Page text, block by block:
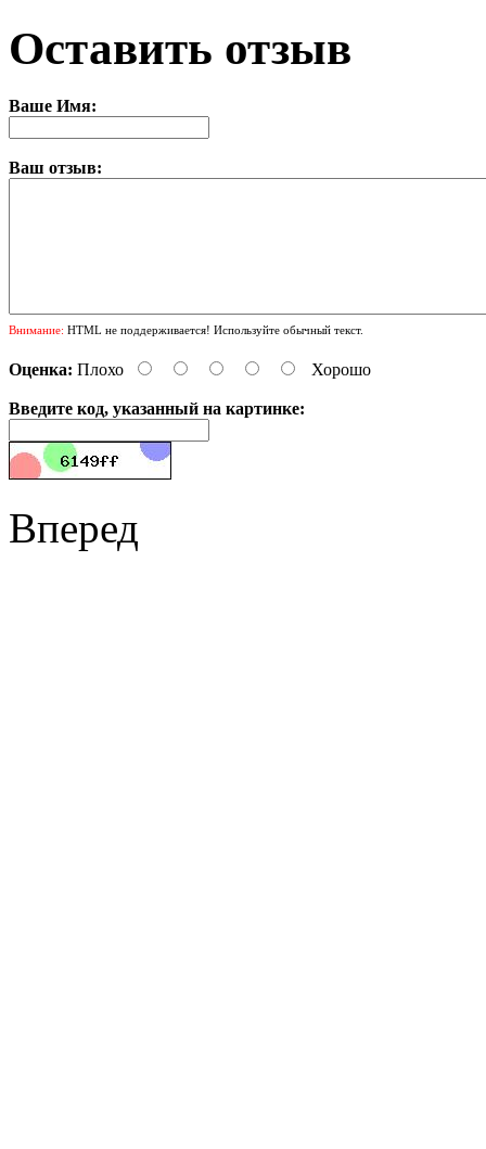
Оставить отзыв
Ваше Имя:
Ваш отзыв:
Внимание: HTML не поддерживается! Используйте обычный текст.
Оценка: Плохо Хорошо
Введите код, указанный на картинке:
Вперед